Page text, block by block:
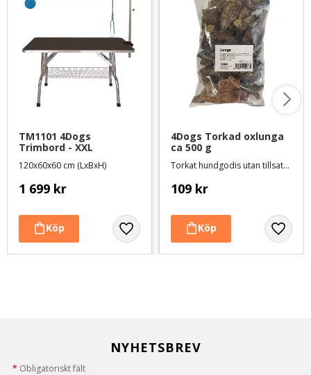
TM1101 4Dogs
Trimbord - XXL
120x60x60 cm (LxBxH)
1 699 kr
4Dogs Torkad oxlunga
ca 500 g
Torkat hundgodis utan tillsatser, ursprung EU
109 kr
NYHETSBREV
* Obligatoriskt fält